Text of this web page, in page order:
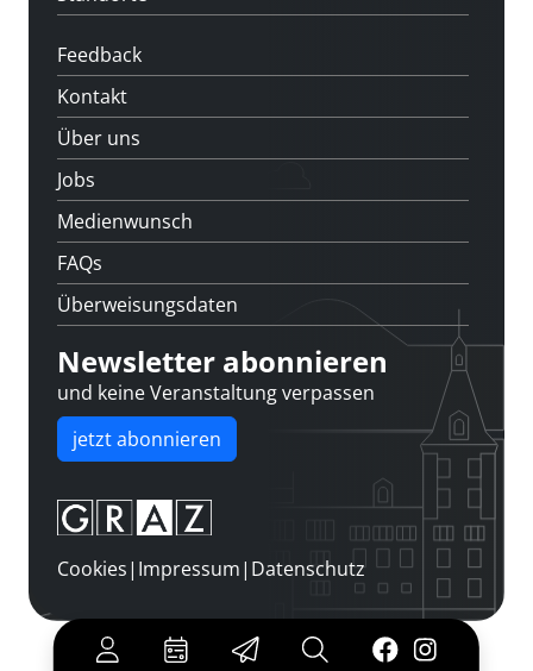
Feedback
Kontakt
Über uns
Jobs
Medienwunsch
FAQs
Überweisungsdaten
Newsletter abonnieren
und keine Veranstaltung verpassen
jetzt abonnieren
Cookies| Impressum| Datenschutz